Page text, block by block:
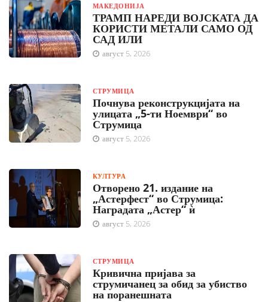
МАКЕДОНИЈА
ТРАМП НАРЕДИ ВОЈСКАТА ДА
КОРИСТИ МЕТАЛИ САМО ОД
САД ИЛИ
август 5, 2026
СТРУМИЦА
Почнува реконструкцијата на
улицата „5-ти Ноември“ во
Струмица
август 5, 2026
КУЛТУРА
Отворено 21. издание на
„Астерфест“ во Струмица:
Наградата „Астер“ ѝ
август 5, 2026
СТРУМИЦА
Кривична пријава за
струмичанец за обид за убиство
на поранешната